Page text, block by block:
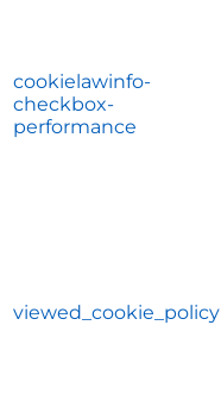
cookielawinfo-
checkbox-
performance
viewed_cookie_policy